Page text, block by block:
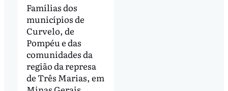
Famílias dos
municípios de
Curvelo, de
Pompéu e das
comunidades da
região da represa
de Três Marias, em